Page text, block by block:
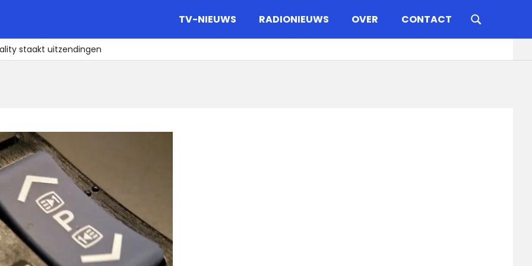
TV-NIEUWS RADIONIEUWS OVER CONTACT
staakt uitzendingen